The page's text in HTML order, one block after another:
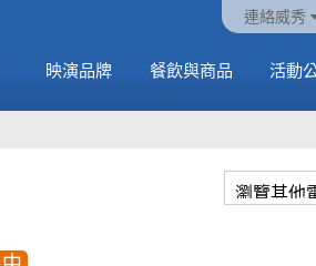
連絡威秀
MORE
火熱預售中
末日
MORE
映演品牌 餐飲與商品
MORE
🥤威秀獨家
🥤全台
MORE
活動